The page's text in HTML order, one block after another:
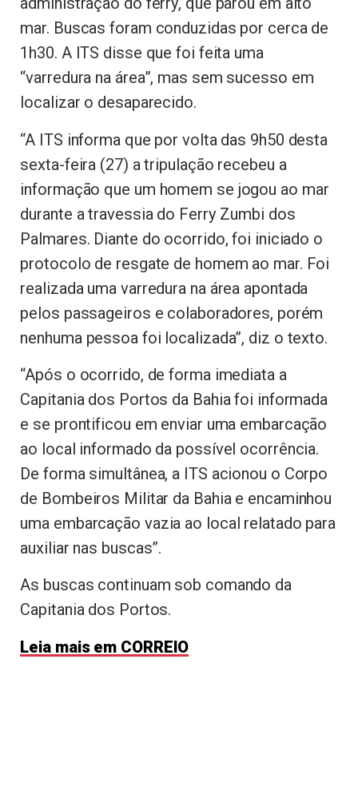
mar. Buscas foram conduzidas por cerca de
1h30. A ITS disse que foi feita uma
“varredura na área”, mas sem sucesso em
localizar o desaparecido.
“A ITS informa que por volta das 9h50 desta
sexta-feira (27) a tripulação recebeu a
informação que um homem se jogou ao mar
durante a travessia do Ferry Zumbi dos
Palmares. Diante do ocorrido, foi iniciado o
protocolo de resgate de homem ao mar. Foi
realizada uma varredura na área apontada
pelos passageiros e colaboradores, porém
nenhuma pessoa foi localizada”, diz o texto.
“Após o ocorrido, de forma imediata a
Capitania dos Portos da Bahia foi informada
e se prontificou em enviar uma embarcação
ao local informado da possível ocorrência.
De forma simultânea, a ITS acionou o Corpo
de Bombeiros Militar da Bahia e encaminhou
uma embarcação vazia ao local relatado para
auxiliar nas buscas”.
As buscas continuam sob comando da
Capitania dos Portos.
Leia mais em CORREIO